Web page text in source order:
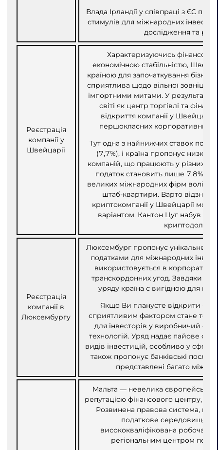
Влада Ірландії у співпраці з ЄС
стимулів для міжнародних
дослідження та
Реєстрація
компанії у
Швейцарії
Характеризуючись
економічною стабільністю,
країною для започаткування
сприятлива щодо вільної
імпортними митами. У результаті
світі як центр торгівлі та
відкриття компанії у Швейцарії
першокласних корпоративних
Тут одна з найнижчих ставок
(7,7%), і країна пропонує низку
компаній, що працюють у різних
податок становить лише 7,8%. Із
великих міжнародних фірм воліють
штаб-квартири. Варто
криптокомпанії у Швейцарії
варіантом. Кантон Цуг набув
криптодолина.
Реєстрація
компанії в
Люксембургу
Люксембург пропонує унікальне
податками для міжнародних
використовується в
транскордонних угод. Завдяки
уряду країна є вигідною для
Якщо Ви плануєте відкрити
сприятливим фактором стане те,
для інвесторів у виробничий
технологій. Уряд надає пайове
видів інвестицій, особливо у
також пропонує банківські
представлені багато
Мальта — невелика європейська
репутацією фінансового центру,
Розвинена правова система,
податкове середовище та
висококваліфікована робоча
регіональним центром